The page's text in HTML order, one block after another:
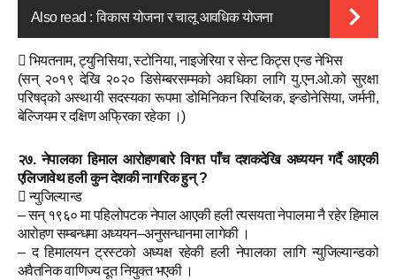
Also read : विकास योजना र चालू आवधिक योजना
 भियतनाम, ट्युनिसिया, स्टोनिया, नाइजेरिया र सेन्ट किट्स एन्ड नेभिस
(सन् २०१९ देखि २०२० डिसेम्बरसम्मको अवधिका लागि यु.एन.ओ.को सुरक्षा
परिषद्को अस्थायी सदस्यका रूपमा डोमिनिकन रिपब्लिक, इन्डोनेसिया, जर्मनी,
बेल्जियम र दक्षिण अफ्रिका रहेका ।)
२७. नेपालका हिमाल आरोहणबारे विगत पाँच दशकदेखि अध्ययन गर्दै आएकी
एलिजावेथ हली कुन देशकी नागरिक हुन् ?
 न्युजिल्यान्ड
– सन् १९६० मा पहिलोपटक नेपाल आएकी हली त्यसयता नेपालमा नै रहेर हिमाल
आरोहण सम्बन्धमा अध्ययन–अनुसन्धानमा लागेकी ।
– द हिमालयन ट्रस्टको अध्यक्ष रहेकी हली नेपालका लागि न्युजिल्यान्डको
अवैतनिक वाणिज्य दूत नियुक्त भएकी ।